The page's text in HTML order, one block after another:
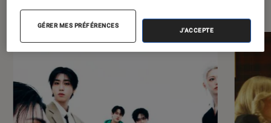
GÉRER MES PRÉFÉRENCES
J'ACCEPTE